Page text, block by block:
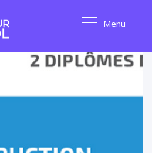
Menu